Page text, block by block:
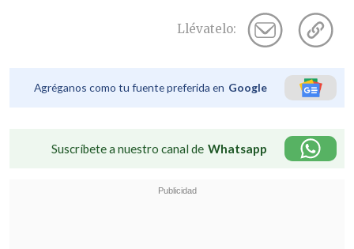
Llévatelo:
Agréganos como tu fuente preferida en Google
Suscríbete a nuestro canal de Whatsapp